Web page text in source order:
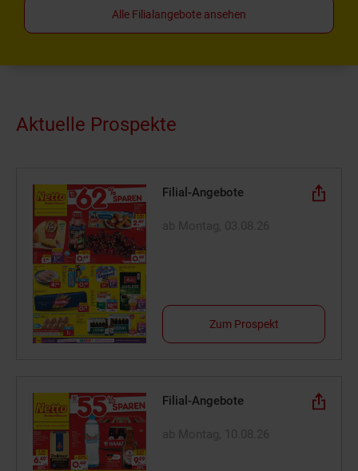
Alle Filialangebote ansehen
Aktuelle Prospekte
Filial-Angebote
Zum Prospekt
Filial-Angebote